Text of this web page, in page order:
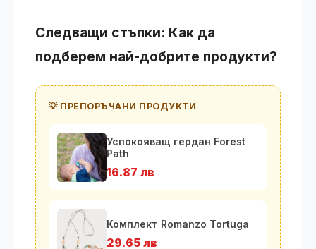
Следващи стъпки: Как да
подберем най-добрите продукти?
💡 ПРЕПОРЪЧАНИ ПРОДУКТИ
Успокояващ гердан Forest
Path
16.87 лв
Комплект Romanzo Tortuga
29.65 лв